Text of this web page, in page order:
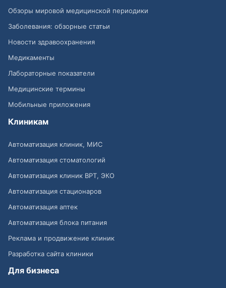
Обзоры мировой медицинской периодики
Заболевания: обзорные статьи
Новости здравоохранения
Медикаменты
Лабораторные показатели
Медицинские термины
Мобильные приложения
Клиникам
Автоматизация клиник, МИС
Автоматизация стоматологий
Автоматизация клиник ВРТ, ЭКО
Автоматизация стационаров
Автоматизация аптек
Автоматизация блока питания
Реклама и продвижение клиник
Разработка сайта клиники
Для бизнеса